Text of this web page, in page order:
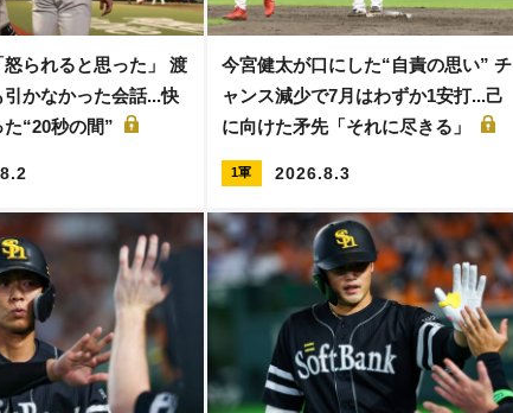
怒られると思った」 渡
かなかった会話...快
“20秒の間”
今宮健太が口にした“自責の思い” チ
ャンス減少で7月はわずか1安打...己
に向けた矛先「それに尽きる」
1軍 2026.8.3